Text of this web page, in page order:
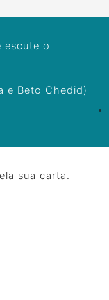
escute o
e Beto Chedid)
sua carta.